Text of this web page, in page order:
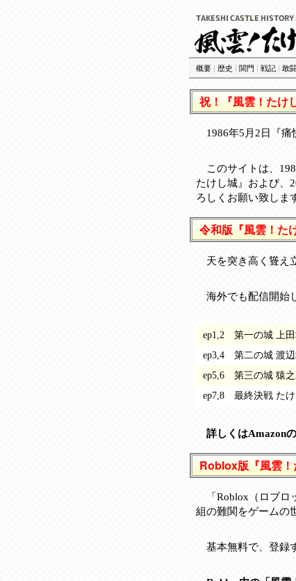
概要 | 歴史 | 関門 | 戦記 | 敢
祝！『風雲！たけ
1986年5月2日『
このサイトは、
たけし城』および、
ろしくお願い致しま
令和版『風雲！た
天を突き高く聳え
海外でも配信開始
ep1,2 第一の城 上
ep3,4 第二の城 渡
ep5,6 第三の城 猿
ep7,8 最終決戦 た
詳しくはAmazon
Roblox版『風雲
「Roblox（ロブ
組の難関をゲームの
基本無料で、登録